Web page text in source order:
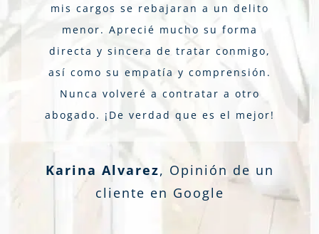
mis cargos se rebajaran a un delito
menor. Aprecié mucho su forma
directa y sincera de tratar conmigo,
así como su empatía y comprensión.
Nunca volveré a contratar a otro
abogado. ¡De verdad que es el mejor!
Karina Alvarez, Opinión de un
cliente en Google